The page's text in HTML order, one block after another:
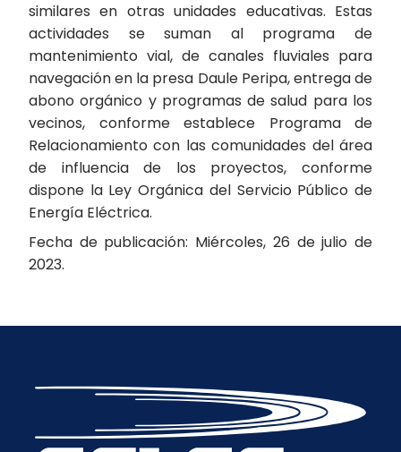
similares en otras unidades educativas. Estas
actividades se suman al programa de
mantenimiento vial, de canales fluviales para
navegación en la presa Daule Peripa, entrega de
abono orgánico y programas de salud para los
vecinos, conforme establece Programa de
Relacionamiento con las comunidades del área
de influencia de los proyectos, conforme
dispone la Ley Orgánica del Servicio Público de
Energía Eléctrica.
Fecha de publicación: Miércoles, 26 de julio de
2023.